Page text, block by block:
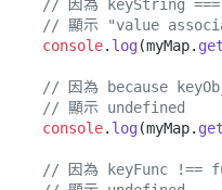
// 因為 keyString
// 顯示 "value
console. log(myMap. get
// 因為 because
// 顯示 undefined
console. log(myMap. get
// 因為 keyFunc